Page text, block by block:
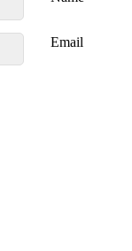
Email